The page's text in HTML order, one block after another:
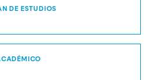
DE ESTUDIOS